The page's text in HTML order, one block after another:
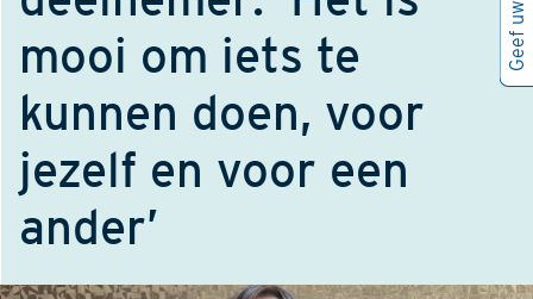
mooi om iets te
kunnen doen, voor
jezelf en voor een
ander’